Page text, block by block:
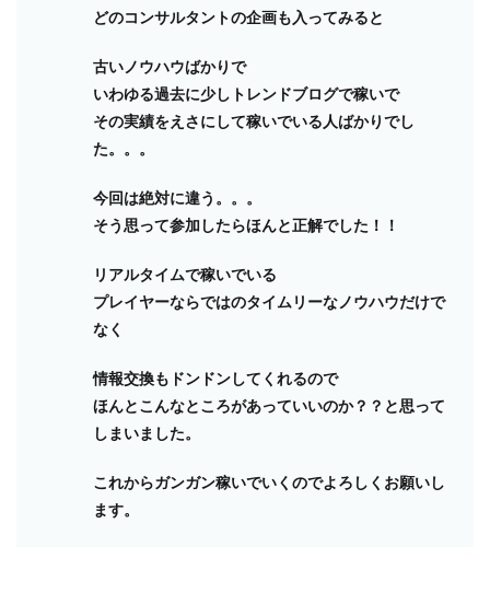
どのコンサルタントの企画も入ってみると
古いノウハウばかりで
いわゆる過去に少しトレンドブログで稼いで
その実績をえさにして稼いでいる人ばかりでし
た。。。
今回は絶対に違う。。。
そう思って参加したらほんと正解でした！！
リアルタイムで稼いでいる
プレイヤーならではのタイムリーなノウハウだけで
なく
情報交換もドンドンしてくれるので
ほんとこんなところがあっていいのか？？と思って
しまいました。
これからガンガン稼いでいくのでよろしくお願いし
ます。